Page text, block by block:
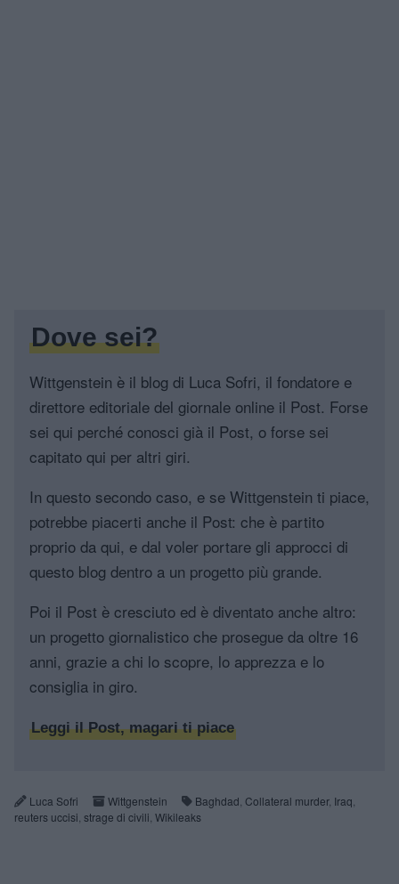
Dove sei?
Wittgenstein è il blog di Luca Sofri, il fondatore e
direttore editoriale del giornale online il Post. Forse
sei qui perché conosci già il Post, o forse sei
capitato qui per altri giri.
In questo secondo caso, e se Wittgenstein ti piace,
potrebbe piacerti anche il Post: che è partito
proprio da qui, e dal voler portare gli approcci di
questo blog dentro a un progetto più grande.
Poi il Post è cresciuto ed è diventato anche altro:
un progetto giornalistico che prosegue da oltre 16
anni, grazie a chi lo scopre, lo apprezza e lo
consiglia in giro.
Leggi il Post, magari ti piace
Luca Sofri Wittgenstein Baghdad Collateral murder, Iraq
reuters uccisi strage di civili Wikileaks